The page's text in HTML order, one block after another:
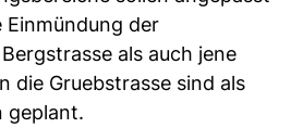
der
als auch jene
die Gruebstrasse sind als
geplant.